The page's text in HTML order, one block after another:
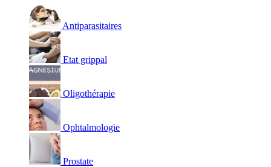
Antiparasitaires
Etat grippal
Oligothérapie
Ophtalmologie
Prostate